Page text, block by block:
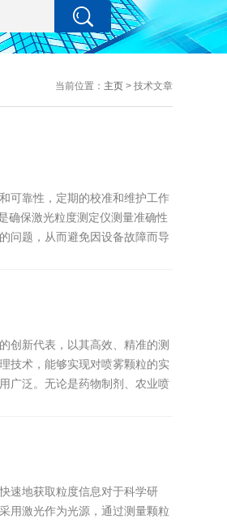
当前位置： 主页> 技术文章
可靠性，定期的校准和维护工作
确保激光粒度测定仪测量准确性
问题，从而避免因设备故障而导
创新代表，以其高效、精准的测
技术，能够实现对喷雾颗粒的实
广泛。无论是药物制剂、农业喷
速地获取粒度信息对于科学研
用激光作为光源，通过测量颗粒